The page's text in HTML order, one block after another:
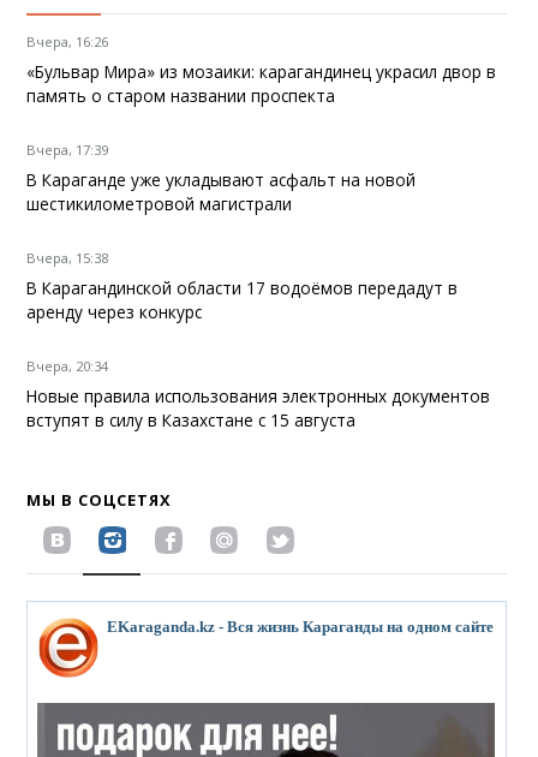
Вчера, 16:26
«Бульвар Мира» из мозаики: карагандинец украсил двор в
память о старом названии проспекта
Вчера, 17:39
В Караганде уже укладывают асфальт на новой
шестикилометровой магистрали
Вчера, 15:38
В Карагандинской области 17 водоёмов передадут в
аренду через конкурс
Вчера, 20:34
Новые правила использования электронных документов
вступят в силу в Казахстане с 15 августа
МЫ В СОЦСЕТЯХ
EKaraganda.kz - Вся жизнь Караганды на одном сайте